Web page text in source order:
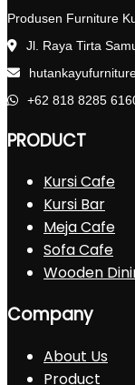
Produsen Furniture
Jl. Raya Tirta
+62 818 8285
PRODUCT
Kursi Cafe
Kursi Bar
Meja Cafe
Sofa Cafe
Wooden
Company
About Us
Product